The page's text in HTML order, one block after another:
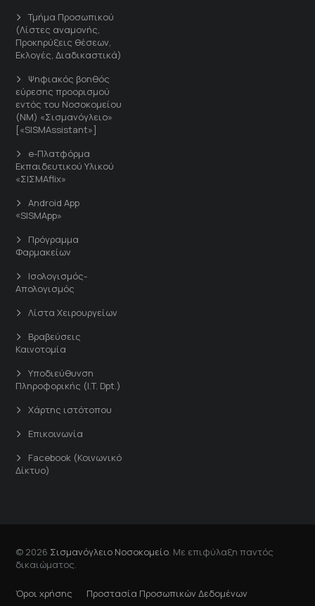
Τμήμα Προσωπικού
(Λίστες αναμονής,
Προκηρύξεις θέσεων,
Εκλογές, Διαδικαστικά)
Ψηφιακός βοηθός
εύρεσης προορισμού
εντός του Νοσοκομείου
(ΝΜ) «Σισμανόγλειο»
[«SISMAssistant»]
e-Πλατφόρμα
Εκπαιδευτικού Υλικού
«ΣΙΣΜΑflix»
Android App
«SISMApp»
Πρόγραμμα
Φαρμακείων
Ισολογισμός-
Απολογισμός
Λίστα Χειρουργείων
Βραβεύσεις
Καινοτομία
Υποδιεύθυνση
Πληροφορικής (I.T. Dpt.)
Χάρτης ιστότοπου
Επικοινωνία
Facebook (Κοινωνικό
Δίκτυο)
© 2026 Σισμανόγλειο Νοσοκομείο . Με επιφύλαξη παντός
δικαιώματος.
Όροι χρήσης Προστασία Προσωπικών Δεδομένων